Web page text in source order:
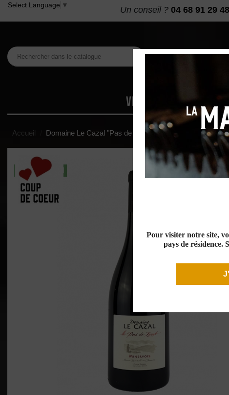
Pour visiter notre site,
pays de résidence.
Un conseil ? 04 68 91 29 48
Select Language ▼
VINS MAISON DES
Accueil Domaine Le Cazal "Pas de Zarat" AOP Minervois Rouge
DISPO EN MAGASIN